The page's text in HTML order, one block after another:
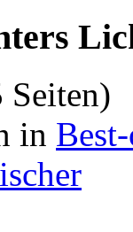
Seiten)
in